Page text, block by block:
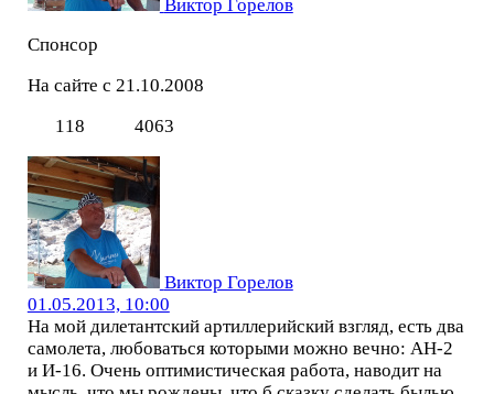
Виктор Горелов
Спонсор
На сайте с 21.10.2008
118
4063
Виктор Горелов
01.05.2013, 10:00
На мой дилетантский артиллерийский взгляд, есть два
самолета, любоваться которыми можно вечно: АН-2
и И-16. Очень оптимистическая работа, наводит на